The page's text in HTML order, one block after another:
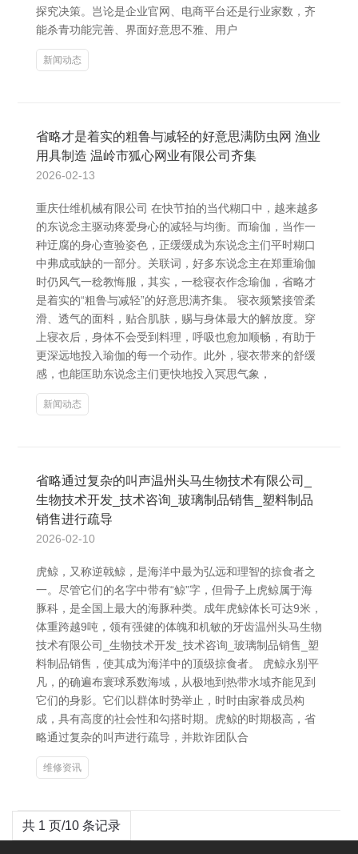
探究决策。岂论是企业官网、电商平台还是行业家数，齐
能杀青功能完善、界面好意思不雅、用户
新闻动态
省略才是着实的粗鲁与减轻的好意思满防虫网 渔业
用具制造 温岭市狐心网业有限公司齐集
2026-02-13
重庆仕维机械有限公司 在快节拍的当代糊口中，越来越多
的东说念主驱动疼爱身心的减轻与均衡。而瑜伽，当作一
种迂腐的身心查验姿色，正缓缓成为东说念主们平时糊口
中弗成或缺的一部分。关联词，好多东说念主在郑重瑜伽
时仍风气一稔教悔服，其实，一稔寝衣作念瑜伽，省略才
是着实的“粗鲁与减轻”的好意思满齐集。 寝衣频繁接管柔
滑、透气的面料，贴合肌肤，赐与身体最大的解放度。穿
上寝衣后，身体不会受到料理，呼吸也愈加顺畅，有助于
更深远地投入瑜伽的每一个动作。此外，寝衣带来的舒缓
感，也能匡助东说念主们更快地投入冥思气象，
新闻动态
省略通过复杂的叫声温州头马生物技术有限公司_
生物技术开发_技术咨询_玻璃制品销售_塑料制品
销售进行疏导
2026-02-10
虎鲸，又称逆戟鲸，是海洋中最为弘远和理智的掠食者之
一。尽管它们的名字中带有“鲸”字，但骨子上虎鲸属于海
豚科，是全国上最大的海豚种类。成年虎鲸体长可达9米，
体重跨越9吨，领有强健的体魄和机敏的牙齿温州头马生物
技术有限公司_生物技术开发_技术咨询_玻璃制品销售_塑
料制品销售，使其成为海洋中的顶级掠食者。 虎鲸永别平
凡，的确遍布寰球系数海域，从极地到热带水域齐能见到
它们的身影。它们以群体时势举止，时时由家眷成员构
成，具有高度的社会性和勾搭时期。虎鲸的时期极高，省
略通过复杂的叫声进行疏导，并欺诈团队合
维修资讯
共 1 页/10 条记录